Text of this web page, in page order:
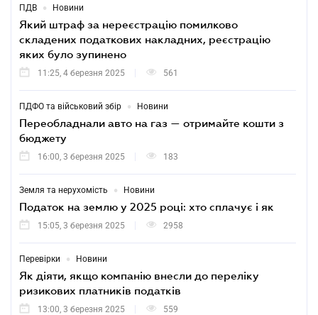
ПДВ • Новини
Який штраф за нереєстрацію помилково
складених податкових накладних, реєстрацію
яких було зупинено
11:25, 4 березня 2025 561
ПДФО та військовий збір • Новини
Переобладнали авто на газ — отримайте кошти з
бюджету
16:00, 3 березня 2025 183
Земля та нерухомість • Новини
Податок на землю у 2025 році: хто сплачує і як
15:05, 3 березня 2025 2958
Перевірки • Новини
Як діяти, якщо компанію внесли до переліку
ризикових платників податків
13:00, 3 березня 2025 559